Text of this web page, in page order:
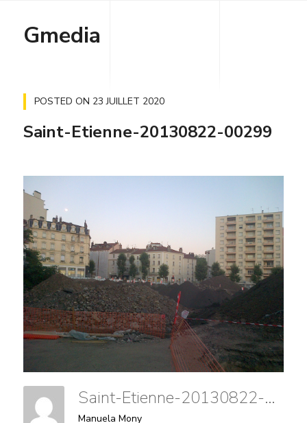
Gmedia
POSTED ON 23 JUILLET 2020
Saint-Etienne-20130822-00299
Saint-Etienne-20130822-00299
Manuela Mony